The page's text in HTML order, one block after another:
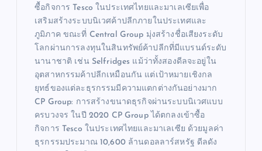
ซื้อกิจการ Tesco ในประเทศไทยและมาเลเซียเพื่อ
เสริมสร้างระบบนิเวศค้าปลีกภายในประเทศและ
ภูมิภาค ขณะที่ Central Group มุ่งสร้างชื่อเสียงระดับ
โลกผ่านการลงทุนในสินทรัพย์ค้าปลีกที่มีแบรนด์ระดับ
นานาชาติ เช่น Selfridges แม้ว่าทั้งสองดีลจะอยู่ใน
อุตสาหกรรมค้าปลีกเหมือนกัน แต่เป้าหมายเชิงกล
ยุทธ์ของแต่ละธุรกรรมมีความแตกต่างกันอย่างมาก
CP Group: การสร้างขนาดธุรกิจผ่านระบบนิเวศแบบ
ครบวงจร ในปี 2020 CP Group ได้ตกลงเข้าซื้อ
กิจการ Tesco ในประเทศไทยและมาเลเซีย ด้วยมูลค่า
ธุรกรรมประมาณ 10,600 ล้านดอลลาร์สหรัฐ ดีลดัง